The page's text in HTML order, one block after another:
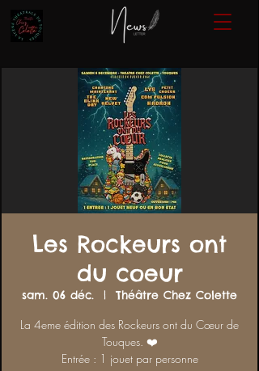
Les Rockeurs ont
du coeur
sam. 06 déc.
  |
Théâtre Chez Colette
La 4eme édition des Rockeurs ont du Cœur de
Touques. ❤️
Entrée : 1 jouet par personne